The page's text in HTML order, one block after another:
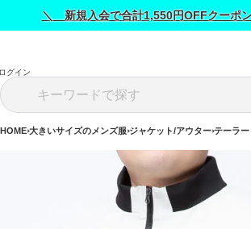
＼ 新規入会で合計1,550円OFFクーポ
グイン
HOME 大きいサイズのメンズ服 ジャケット/アウター テーラー